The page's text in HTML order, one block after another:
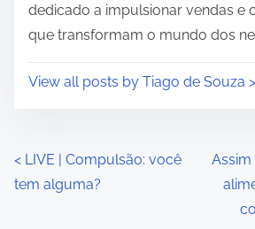
dedicado a impulsionar vendas e
que transformam o mundo dos
View all posts by Tiago de Souza >
P
o
< LIVE | Compulsão: você
tem alguma?
Assim